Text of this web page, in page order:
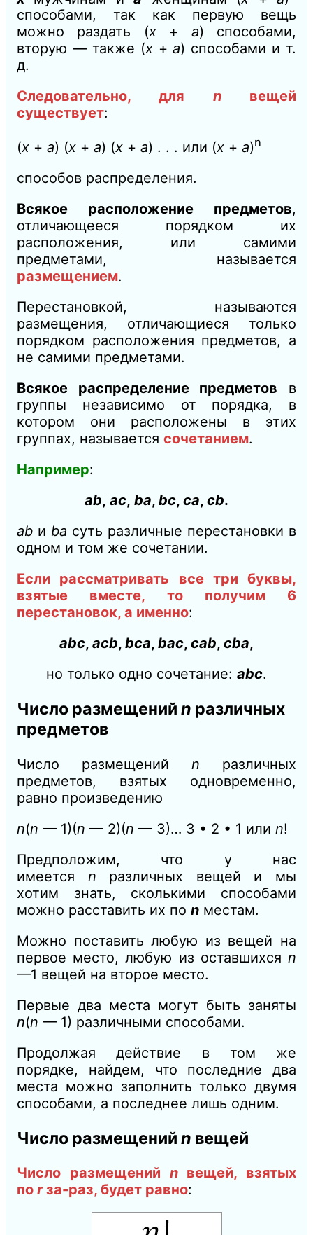
способами, так как первую вещь
можно раздать (x+ a) способами,
вторую — также (х+а) способами и т.
д.
Следовательно, для nвещей
существует:
(х + a) (х + a) (х + a) . . . или (х + a)n
способов распределения.
Всякое расположение
предметов,
отличающееся порядком их
расположения, или самими
предметами, называется
размещением.
Перестановкой, называются
размещения, отличающиеся только
порядком расположения предметов, а
не самими предметами.
Всякое распределение предметов в
группы независимо от порядка, в
котором они расположены в этих
группах, называется сочетанием.
Например:
аb, ас, ba, bc, са, cb.
ab и bа суть различные перестановки в
одном и том же сочетании.
Если рассматривать все три буквы,
взятые вместе, то получим 6
перестановок, а именно:
abc, acb, bca, bac, cab, cba,
нo только одно сочетание: abc.
Число размещений n различных
предметов
Число размещений n различных
предметов, взятых одновременно,
равно произведению
n(n — 1)(n — 2)(n — 3)… 3 • 2 • 1 или n!
Предположим, что у нас
имеется n различных вещей и мы
хотим знать, сколькими способами
можно расставить их по n местам.
Можно поставить любую из вещей на
первое место, любую из оставшихся n
—1 вещей на второе место.
Первые два места могут быть заняты
n(n — 1) различными способами.
Продолжая действие в том же
порядке, найдем, что последние два
места можно заполнить только двумя
способами, а последнее лишь одним.
Число размещений n вещей
Число размещений nвещей, взятых
по rза-раз, будет равно: